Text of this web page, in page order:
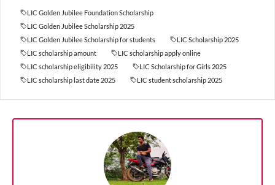
LIC Golden Jubilee Foundation Scholarship
LIC Golden Jubilee Scholarship 2025
LIC Golden Jubilee Scholarship for students
LIC Scholarship 2025
LIC scholarship amount
LIC scholarship apply online
LIC scholarship eligibility 2025
LIC Scholarship for Girls 2025
LIC scholarship last date 2025
LIC student scholarship 2025